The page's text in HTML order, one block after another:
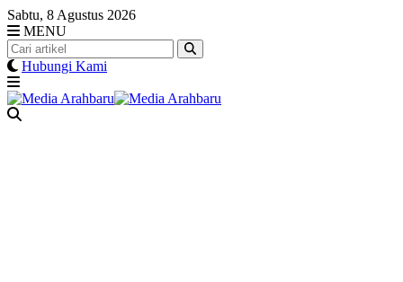
Skip
to
content
Sabtu, 8 Agustus 2026
MENU
Hubungi Kami